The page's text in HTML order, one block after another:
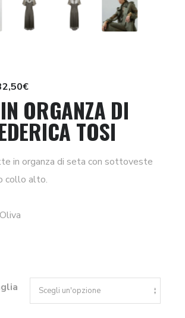
€Il
prezzo
attuale
è:
332,50€.
ORGANZA DI
TOSI
in organza di seta con sottoveste
collo alto.